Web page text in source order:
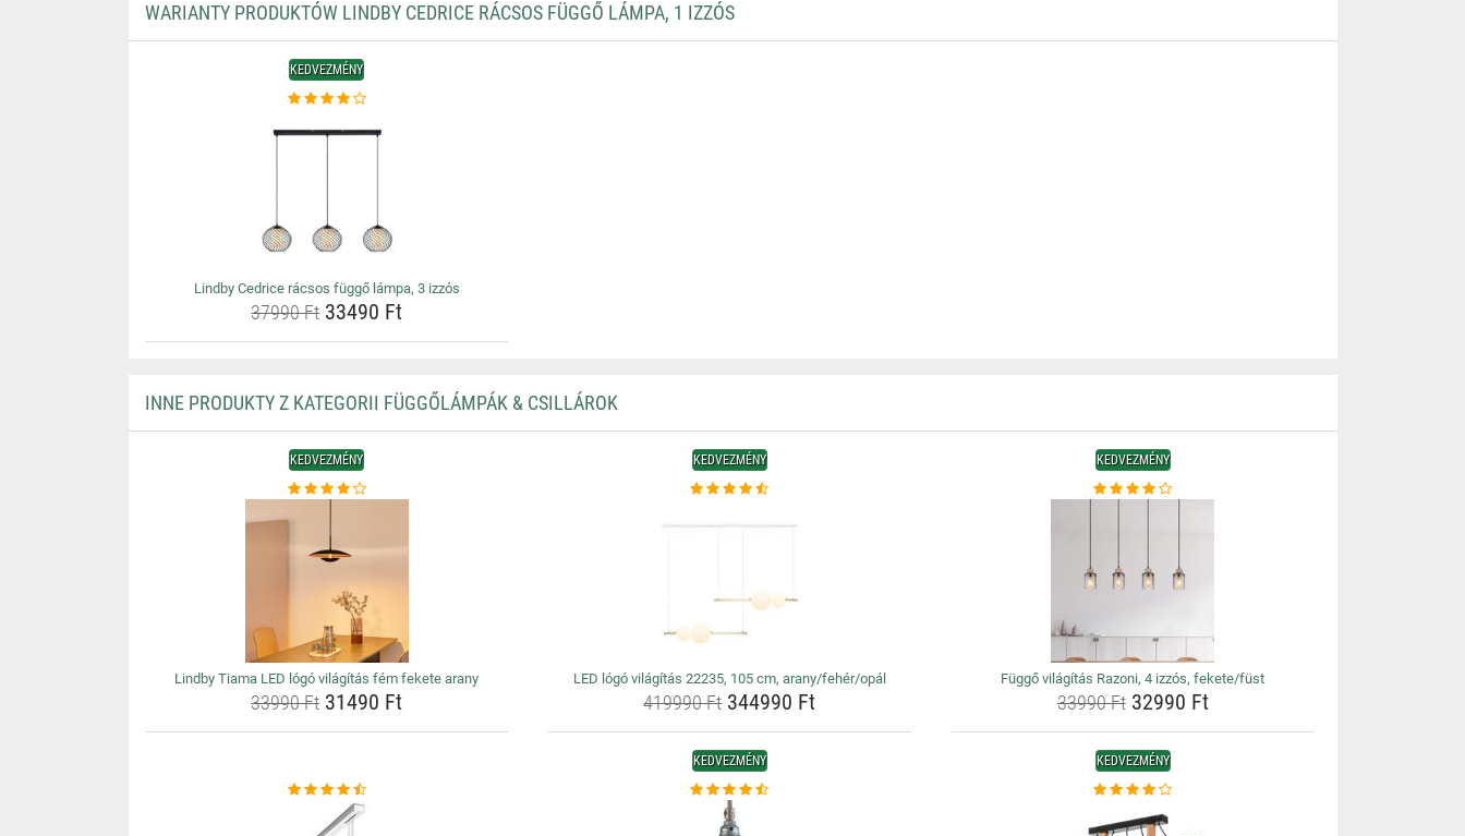
WARIANTY PRODUKTÓW LINDBY CEDRICE RÁCSOS FÜGGŐ LÁMPA, 1 IZZÓS
KEDVEZMÉNY
Lindby Cedrice rácsos függő lámpa, 3 izzós
37990 Ft33490 Ft
INNE PRODUKTY Z KATEGORII FÜGGŐLÁMPÁK & CSILLÁROK
KEDVEZMÉNY
Lindby Tiama LED lógó világítás fém fekete arany
33990 Ft31490 Ft
KEDVEZMÉNY
LED lógó világítás 22235, 105 cm, arany/fehér/opál
419990 Ft344990 Ft
KEDVEZMÉNY
Függő világítás Razoni, 4 izzós, fekete/füst
33990 Ft32990 Ft
KEDVEZMÉNY KEDVEZMÉNY